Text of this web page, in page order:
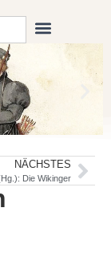
NÄCHSTES
Die Wikinger